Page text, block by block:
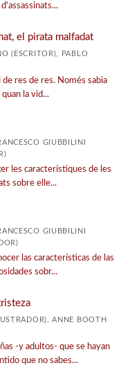
el pirata malfadat
(ESCRITOR), PABLO
de res de res. Només sabia
la vid...
GIUBBILINI
les característiques de les
sobre elle...
GIUBBILINI
las características de las
sobr...
ANNE BOOTH
-y adultos- que se hayan
que no sabes...